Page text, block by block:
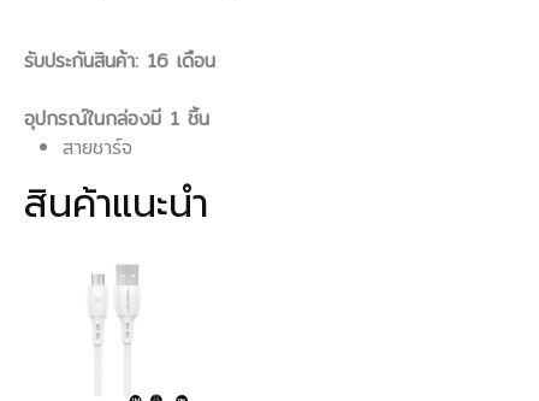
รับประกันสินค้า: 16 เดือน
อุปกรณ์ในกล่องมี 1 ชิ้น
สายชาร์จ
สินค้าแนะนำ